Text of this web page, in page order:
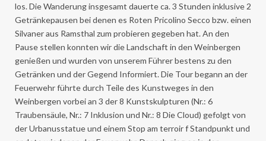
los. Die Wanderung insgesamt dauerte ca. 3 Stunden inklusive 2
Getränkepausen bei denen es Roten Pricolino Secco bzw. einen
Silvaner aus Ramsthal zum probieren gegeben hat. An den
Pause stellen konnten wir die Landschaft in den Weinbergen
genießen und wurden von unserem Führer bestens zu den
Getränken und der Gegend Informiert. Die Tour begann an der
Feuerwehr führte durch Teile des Kunstweges in den
Weinbergen vorbei an 3 der 8 Kunstskulpturen (Nr.: 6
Traubensäule, Nr.: 7 Inklusion und Nr.: 8 Die Cloud) gefolgt von
der Urbanusstatue und einem Stop am terroir f Standpunkt und